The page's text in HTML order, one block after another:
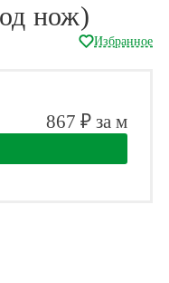
нож)
Избранное
867 ₽ за м